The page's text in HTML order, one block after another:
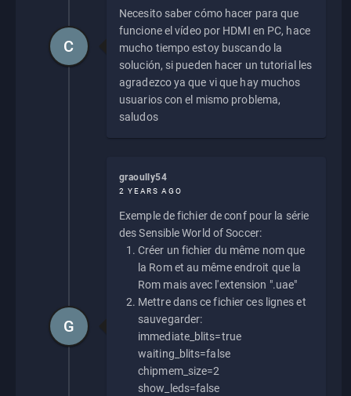
Necesito saber cómo hacer para que
funcione el vídeo por HDMI en PC, hace
mucho tiempo estoy buscando la
solución, si pueden hacer un tutorial les
agradezco ya que vi que hay muchos
usuarios con el mismo problema,
saludos
C
graoully54
2 YEARS AGO
Exemple de fichier de conf pour la série
des Sensible World of Soccer:
Créer un fichier du même nom que
la Rom et au même endroit que la
Rom mais avec l'extension ".uae"
Mettre dans ce fichier ces lignes et
sauvegarder:
immediate_blits=true
waiting_blits=false
chipmem_size=2
show_leds=false
G